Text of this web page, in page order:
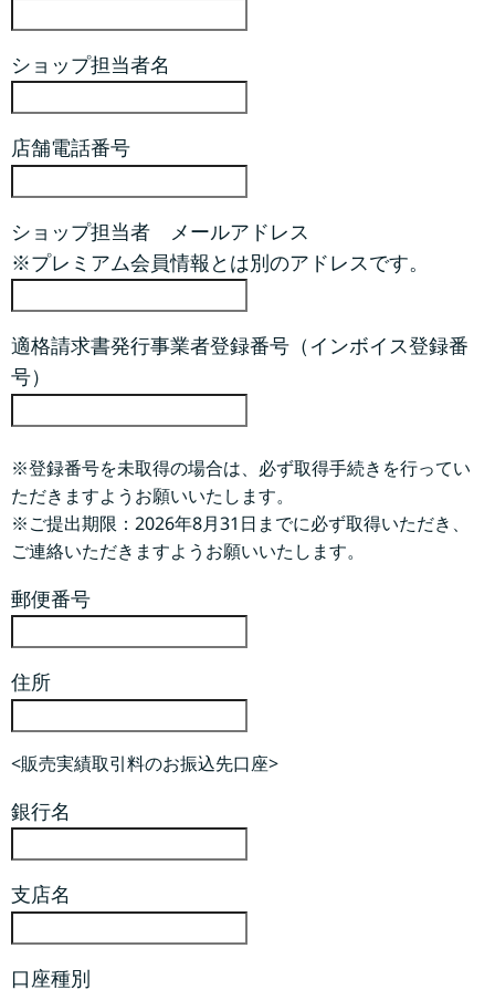
ショップ担当者名
店舗電話番号
ショップ担当者 メールアドレス
※プレミアム会員情報とは別のアドレスです。
適格請求書発行事業者登録番号（インボイス登録番
号）
※登録番号を未取得の場合は、必ず取得手続きを行ってい
ただきますようお願いいたします。
※ご提出期限：2026年8月31日までに必ず取得いただき、
ご連絡いただきますようお願いいたします。
郵便番号
住所
<販売実績取引料のお振込先口座>
銀行名
支店名
口座種別